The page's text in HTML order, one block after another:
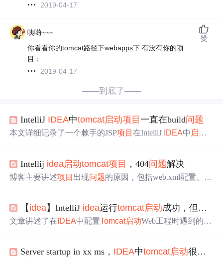
2019-04-17
咦哟~~~
你看看你的tomcat路径下webapps下 有没有你的项
目；
2019-04-17
赞
——到底了——
IntelliJ IDEA中tomcat启动项目一直在build问题
本文详细记录了一个棘手的JSP项目在IntelliJ IDEA中 启动
Intellij idea 启动tomcat项目 ，404问题解决
博客主要讲述项目 出现问题的原因，包括web.xml配置、Jar
路径设置，Artifacts打war包及tomcat部署war包等，最终解
决项目问题。
【 idea 】IntelliJ idea运行tomcat启动成功，但 项目
文章讲述了在 IDEA中配置Tomcat启动Web工程时遇到的问
RE_HOME环境变量等未果。最终发现是因为Tomcat的JM
Server startup in xx ms， IDEA中tomcat启动很快但是